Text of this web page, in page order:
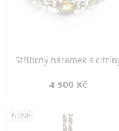
Stříbrný náramek s
4 500 Kč
NOVÉ